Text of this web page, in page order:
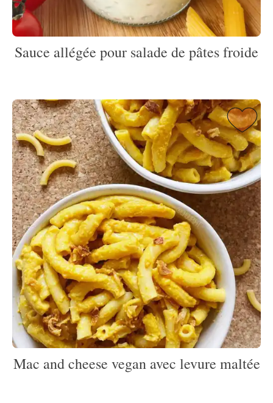
Sauce allégée pour salade de pâtes froide
Mac and cheese vegan avec levure maltée